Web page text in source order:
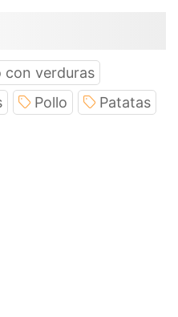
con verduras
Pollo Patatas